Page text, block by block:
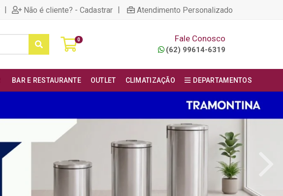
| Não é cliente? - Cadastrar | Atendimento Personalizado
0 Fale Conosco
(62) 99614-6319
BAR E RESTAURANTE OUTLET CLIMATIZAÇÃO DEPARTAMENTOS